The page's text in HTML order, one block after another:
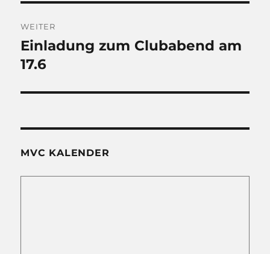
WEITER
Nächster
Beitrag:
Einladung zum Clubabend am
17.6
MVC KALENDER